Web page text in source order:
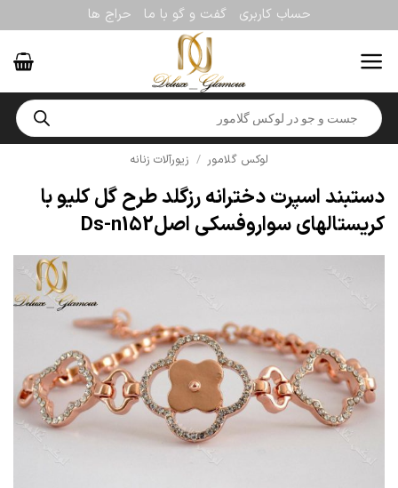
to
content
حساب کاربری گفت و گو با ما حراج ها
Products
search
لوکس گلامور / زیورآلات زنانه
دستبند اسپرت دخترانه رزگلد طرح گل کلیو با
کریستالهای سواروفسکی اصلDs-n152